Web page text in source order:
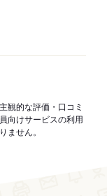
観的な評価・口コミ
向けサービスの利用
ません。